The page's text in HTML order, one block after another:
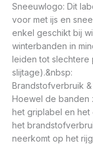
Sneeuwlogo: Dit
voor met ijs en
enkel geschikt bij
winterbanden in
leiden tot slechtere
slijtage).&nbsp:
Brandstofverbruik
Hoewel de banden
het griplabel en
het
neerkomt op het